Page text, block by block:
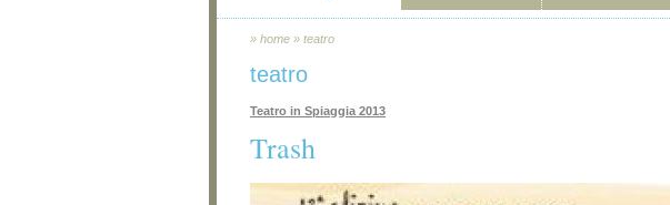
» home » teatro
teatro
Teatro in Spiaggia 2013
Trash